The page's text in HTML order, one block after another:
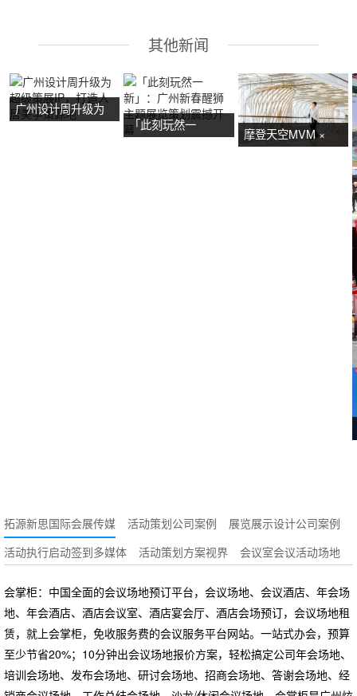
其他新闻
广州设计周升级为
「此刻玩然一
摩登天空MVM ×
拓源新思国际会展传媒 活动策划公司案例
展览展示设计公司案例
活动执行启动签到多媒体
活动策划方案视界 会议室会议活动场地
会掌柜：中国全面的会议场地预订平台，会议场地、会议酒店、年会场
地、年会酒店、酒店会议室、酒店宴会厅、酒店会场预订，会议场地租
赁，就上会掌柜，免收服务费的会议服务平台网站。一站式办会，预算
至少节省20%；10分钟出会议场地报价方案，轻松搞定公司年会场地、
培训会场地、发布会场地、研讨会场地、招商会场地、答谢会场地、经